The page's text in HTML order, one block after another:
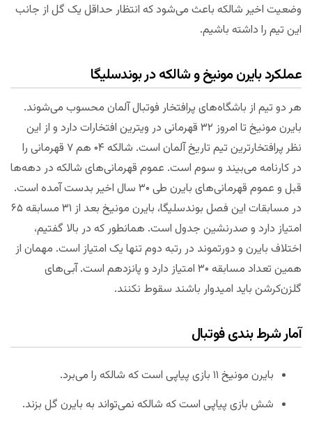
وضعیت اخیر شالکه باعث می‌شود که انتظار حداقل یک گل از جانب
این تیم را داشته باشیم.
عملکرد بایرن مونیخ و شالکه در بوندسلیگا
هر دو تیم از باشگاه‌های پرافتخار فوتبال آلمان محسوب می‌شوند.
بایرن مونیخ تا امروز ۳۲ قهرمانی در ویترین افتخارات دارد و از این
نظر پرافتخارترین تیم تاریخ آلمان است. شالکه ۰۴ هم ۷ قهرمانی را
در کارنامه می‌بیند و سوم است. عموم قهرمانی‌های شالکه در دهه‌ها
قبل و عموم قهرمانی‌های بایرن طی ۳۰ سال اخیر بدست آمده است.
در مسابقات این فصل بوندسلیگا، بایرن مونیخ بعد از ۳۱ مسابقه ۶۵
امتیاز دارد و صدرنشین جدول است. همانطور که در بالا گفتیم،
اختلاف بایرن و دورتموند در رتبه دوم تنها یک امتیاز است. مهمان از
همین تعداد مسابقه ۳۰ امتیاز دارد و پانزدهم است. آبی‌های
گلزن‌کرشن باید امیدوار باشند سقوط نکنند.
آمار شرط بندی فوتبال
بایرن مونیخ ۱۱ بازی پیاپی است که شالکه را می‌برد.
شش بازی پیاپی است که شالکه نمی‌تواند به بایرن گل بزند.